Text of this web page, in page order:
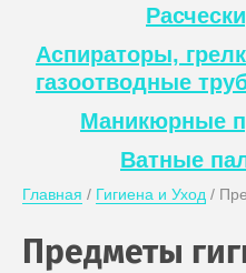
Аспираторы,
газоотводные
Маникюрные
Ватные
Главная / Гигиена и Уход /
Предметы